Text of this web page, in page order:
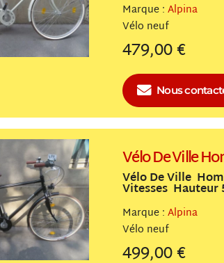
Marque :Alpina
Vélo neuf
479,00 €
Nous
Vélo De Ville
Vélo De Ville
Vitesses Hauteur
Marque :Alpina
Vélo neuf
499,00 €